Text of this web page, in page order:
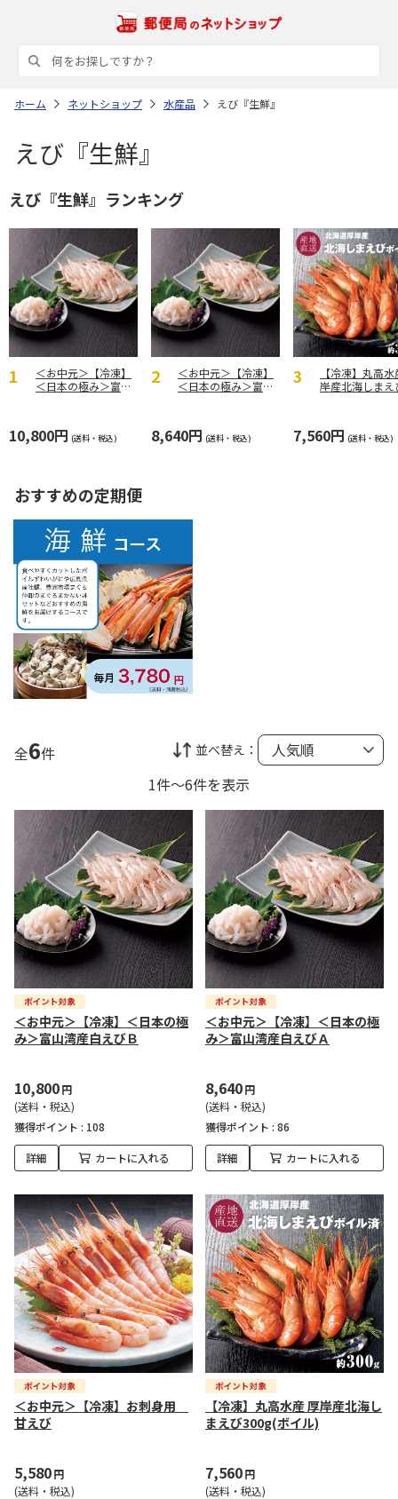
ホーム ネットショップ 水産品 えび『生鮮』
えび『生鮮』
えび『生鮮』ランキング
＜お中元＞【冷凍】
＜日本の極み＞富山
10,800円 (送料・税込)
＜お中元＞【冷凍】
＜日本の極み＞富山
8,640円 (送料・税込)
【冷凍】丸高
岸産北海しまえ
7,560円 (送料・税込)
おすすめの定期便
全6件 並べ替え：
1件～6件を表示
＜お中元＞【冷凍】＜日本の極
み＞富山湾産白えびＢ
10,800円
(送料・税込)
獲得ポイント : 108
詳細 カートに入れる
＜お中元＞【冷凍】＜日本の極
み＞富山湾産白えびＡ
8,640円
(送料・税込)
獲得ポイント : 86
詳細 カートに入れる
＜お中元＞【冷凍】お刺身用
甘えび
5,580円
(送料・税込)
【冷凍】丸高水産 厚岸産北海し
まえび300g(ボイル)
7,560円
(送料・税込)